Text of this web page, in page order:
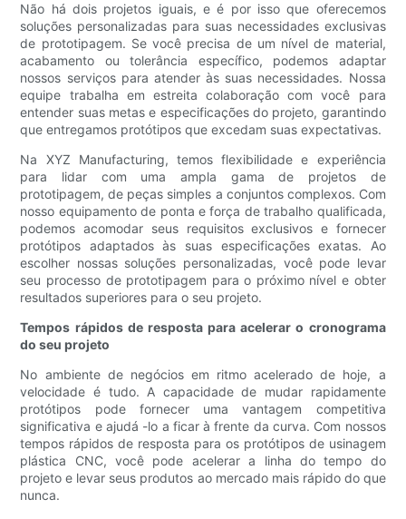
Não há dois projetos iguais, e é por isso que oferecemos
soluções personalizadas para suas necessidades exclusivas
de prototipagem. Se você precisa de um nível de material,
acabamento ou tolerância específico, podemos adaptar
nossos serviços para atender às suas necessidades. Nossa
equipe trabalha em estreita colaboração com você para
entender suas metas e especificações do projeto, garantindo
que entregamos protótipos que excedam suas expectativas.
Na XYZ Manufacturing, temos flexibilidade e experiência
para lidar com uma ampla gama de projetos de
prototipagem, de peças simples a conjuntos complexos. Com
nosso equipamento de ponta e força de trabalho qualificada,
podemos acomodar seus requisitos exclusivos e fornecer
protótipos adaptados às suas especificações exatas. Ao
escolher nossas soluções personalizadas, você pode levar
seu processo de prototipagem para o próximo nível e obter
resultados superiores para o seu projeto.
Tempos rápidos de resposta para acelerar o cronograma
do seu projeto
No ambiente de negócios em ritmo acelerado de hoje, a
velocidade é tudo. A capacidade de mudar rapidamente
protótipos pode fornecer uma vantagem competitiva
significativa e ajudá -lo a ficar à frente da curva. Com nossos
tempos rápidos de resposta para os protótipos de usinagem
plástica CNC, você pode acelerar a linha do tempo do
projeto e levar seus produtos ao mercado mais rápido do que
nunca.